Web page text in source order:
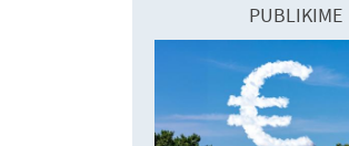
PUBLIKIME